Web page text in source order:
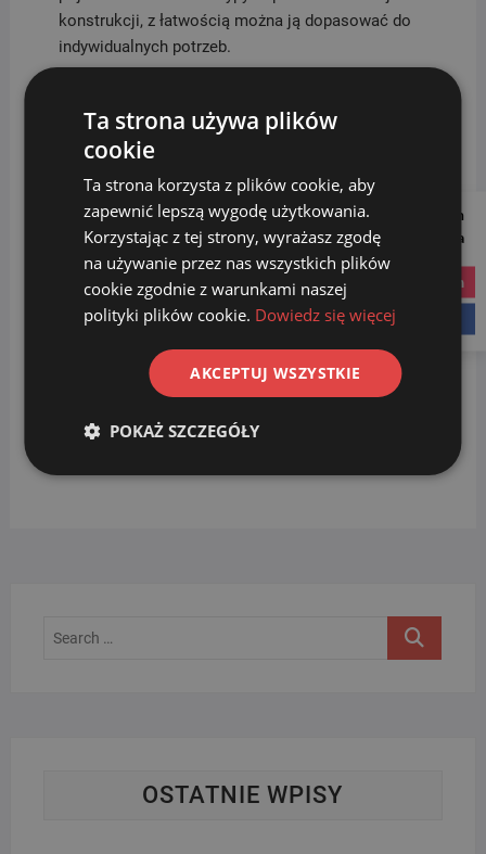
konstrukcji, z łatwością można ją dopasować do
indywidualnych potrzeb.
Dzięki tym cechom stacja
do efektywnej segregacji odpadów w każdym
miejscu, wspierając dbałość o środowisko i
poprawiając organizację przestrzeni.
Nawigacja
post:
Wózek Kentucky – zobacz co potrafi
Next
post:
Wózki dwuwiaderkowe – dwa znaczy „lepiej”.
Search
OSTATNIE WPISY
Follow us on
Social Media
instagram
Ta strona używa plików
cookie
Ta strona korzysta z plików cookie, aby
zapewnić lepszą wygodę użytkowania.
Korzystając z tej strony, wyrażasz zgodę
na używanie przez nas wszystkich plików
cookie zgodnie z warunkami naszej
polityki plików cookie. Dowiedz się więcej
AKCEPTUJ WSZYSTKIE
POKAŻ SZCZEGÓŁY